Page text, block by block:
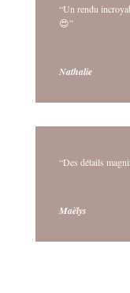
“Un rendu
😍”
Nathalie
“Des détails
Maëlys